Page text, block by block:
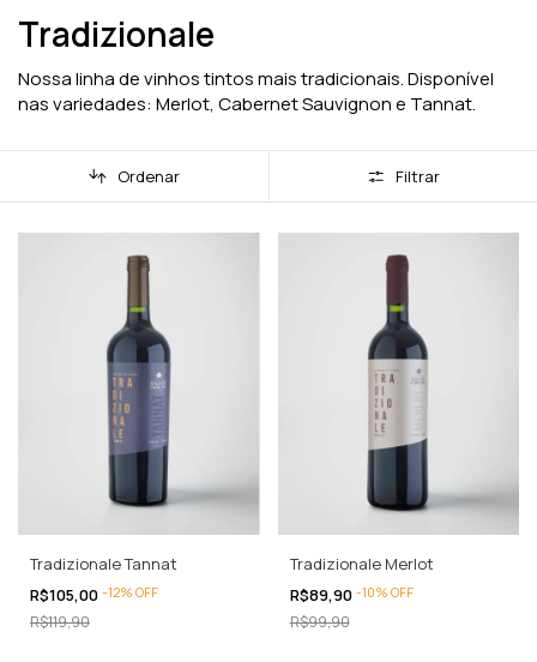
Tradizionale
Nossa linha de vinhos tintos mais tradicionais. Disponível
nas variedades: Merlot, Cabernet Sauvignon e Tannat.
Ordenar Filtrar
Tradizionale Tannat
R$105,00 -12% OFF
R$119,90
Tradizionale Merlot
R$89,90 -10% OFF
R$99,90